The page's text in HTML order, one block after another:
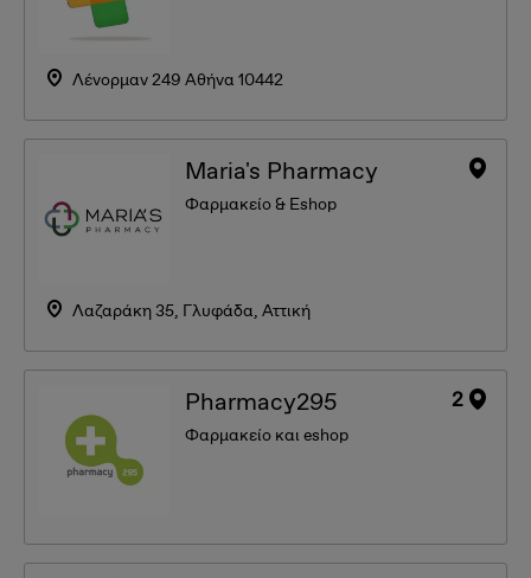
Λένορμαν 249 Αθήνα 10442
Maria's Pharmacy
Φαρμακείο & Eshop
Λαζαράκη 35, Γλυφάδα, Αττική
2
Pharmacy295
Φαρμακείο και eshop